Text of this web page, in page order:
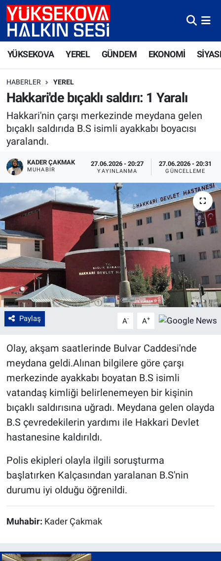
YÜKSEKOVA YEREL GÜNDEM EKONOMİ
HABERLER YEREL
Hakkari'de bıçaklı saldırı: 1 Yaralı
Hakkari'nin çarşı merkezinde meydana gelen
bıçaklı saldırıda B.S isimli ayakkabı boyacısı
yaralandı.
KADER ÇAKMAK
MUHABİR
27.06.2026 - 20:27
YAYINLANMA
27.06.2026 - 20:31
GÜNCELLEME
Paylaş A- A+
Olay, akşam saatlerinde Bulvar Caddesi'nde
meydana geldi.Alınan bilgilere göre çarşı
merkezinde ayakkabı boyatan B.S isimli
vatandaş kimliği belirlenemeyen bir kişinin
bıçaklı saldırısına uğradı. Meydana gelen olayda
B.S çevredekilerin yardımı ile Hakkari Devlet
hastanesine kaldırıldı.
Polis ekipleri olayla ilgili soruşturma
başlatırken Kalçasından yaralanan B.S'nin
durumu iyi olduğu öğrenildi.
Muhabir: Kader Çakmak
Yüksekova Nöbetçi Eczaneler
Süper Lig Puan Durumu ve Fikstür
Tüm Manşetler
Son Dakika Haberleri
Haber Arşivi